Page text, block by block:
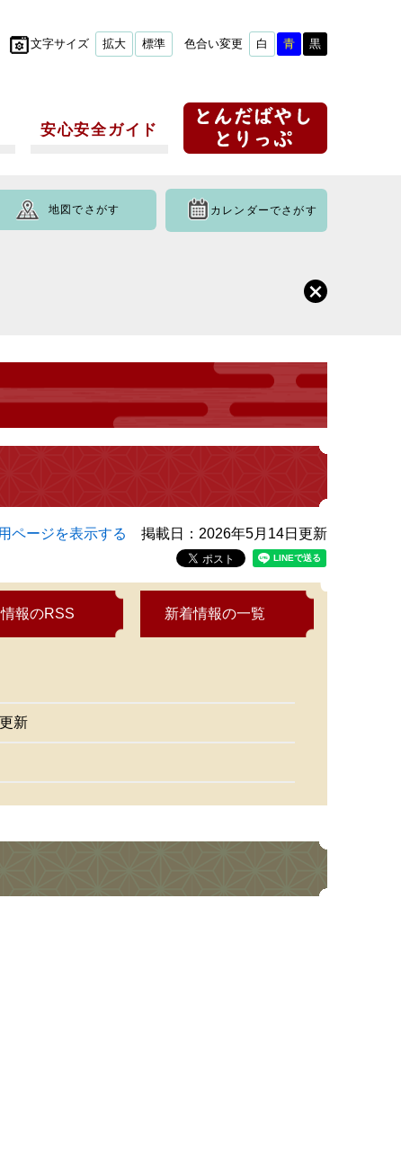
文字サイズ 拡大 標準 色合い変更 白 青 黒
安心安全ガイド
地図でさがす カレンダーでさがす
ページを表示する 掲載日：2026年5月14日更新
報のRSS 新着情報の一覧
新